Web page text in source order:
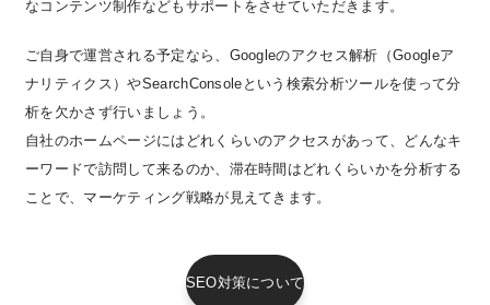
なコンテンツ制作などもサポートをさせていただきます。
ご自身で運営される予定なら、Googleのアクセス解析（Googleア
ナリティクス）やSearchConsoleという検索分析ツールを使って分
析を欠かさず行いましょう。
自社のホームページにはどれくらいのアクセスがあって、どんなキ
ーワードで訪問して来るのか、滞在時間はどれくらいかを分析する
ことで、マーケティング戦略が見えてきます。
SEO対策について